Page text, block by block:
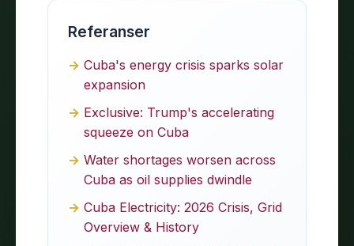
Referanser
Cuba's energy crisis sparks solar
expansion
Exclusive: Trump's accelerating
squeeze on Cuba
Water shortages worsen across
Cuba as oil supplies dwindle
Cuba Electricity: 2026 Crisis, Grid
Overview & History